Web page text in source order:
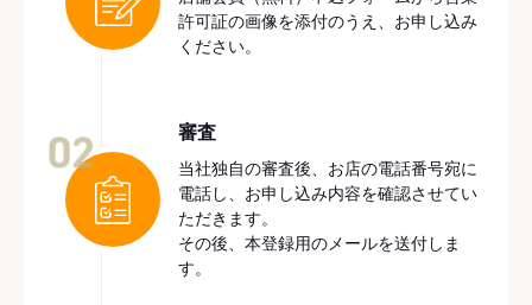
許可証の画像を添付のうえ、お申し込み
ください。
審査
当社独自の審査後、お店の電話番号宛に
電話し、お申し込み内容を確認させてい
ただきます。
その後、本登録用のメールを送付しま
す。